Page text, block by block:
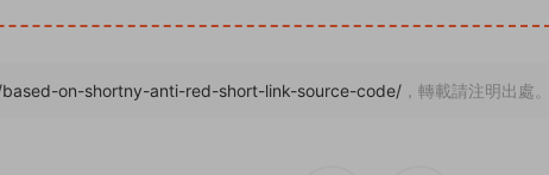
on-shortny-anti-red-short-link-source-code/ ，轉載請注明出處。